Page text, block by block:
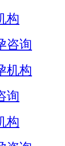
构
咨询
机构
询
构